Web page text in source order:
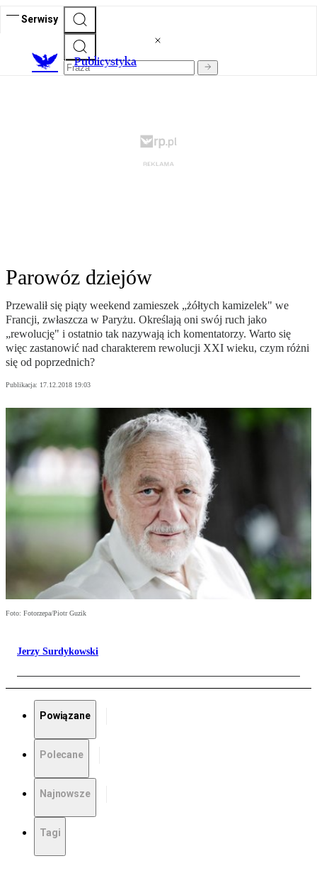
Serwisy
Publicystyka
Parowóz dziejów
Przewalił się piąty weekend zamieszek „żółtych kamizelek" we
Francji, zwłaszcza w Paryżu. Określają oni swój ruch jako
„rewolucję" i ostatnio tak nazywają ich komentatorzy. Warto się
więc zastanowić nad charakterem rewolucji XXI wieku, czym różni
się od poprzednich?
Publikacja: 17.12.2018 19:03
Foto: Fotorzepa/Piotr Guzik
Jerzy Surdykowski
Powiązane
Polecane
Najnowsze
Tagi